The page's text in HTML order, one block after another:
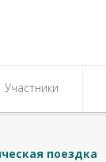
Участники
поездка